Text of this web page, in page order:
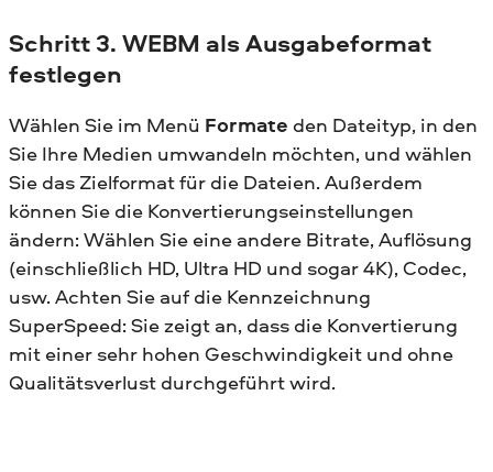
Schritt 3. WEBM als Ausgabeformat
festlegen
Wählen Sie im Menü Formate den Dateityp, in den
Sie Ihre Medien umwandeln möchten, und wählen
Sie das Zielformat für die Dateien. Außerdem
können Sie die Konvertierungseinstellungen
ändern: Wählen Sie eine andere Bitrate, Auflösung
(einschließlich HD, Ultra HD und sogar 4K), Codec,
usw. Achten Sie auf die Kennzeichnung
SuperSpeed: Sie zeigt an, dass die Konvertierung
mit einer sehr hohen Geschwindigkeit und ohne
Qualitätsverlust durchgeführt wird.